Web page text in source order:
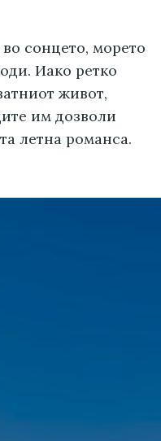
сонцето, морето
Иако ретко
живот,
им дозволи
летна романса.